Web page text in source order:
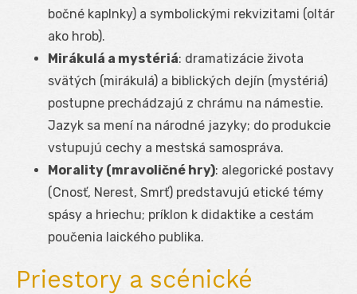
bočné kaplnky) a symbolickými rekvizitami (oltár
ako hrob).
Mirákulá a mystériá: dramatizácie života
svätých (mirákulá) a biblických dejín (mystériá)
postupne prechádzajú z chrámu na námestie.
Jazyk sa mení na národné jazyky; do produkcie
vstupujú cechy a mestská samospráva.
Morality (mravoličné hry): alegorické postavy
(Cnosť, Nerest, Smrť) predstavujú etické témy
spásy a hriechu; príklon k didaktike a cestám
poučenia laického publika.
Priestory a scénické